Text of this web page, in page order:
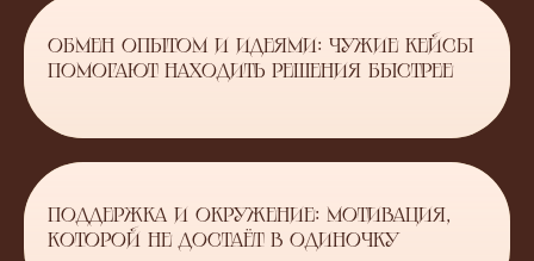
ОБМЕН ОПЫТОМ И ИДЕЯМИ: ЧУЖИЕ КЕЙСЫ
ПОМОГАЮТ НАХОДИТЬ РЕШЕНИЯ БЫСТРЕЕ
ПОДДЕРЖКА И ОКРУЖЕНИЕ: МОТИВАЦИЯ,
КОТОРОЙ НЕ ДОСТАЁТ В ОДИНОЧКУ